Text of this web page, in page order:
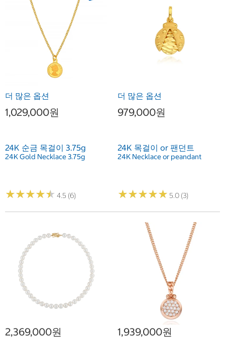
더 많은 옵션
1,029,000원
24K 순금 목걸이 3.75g
24K Gold Necklace 3.75g
★★★★★
★★★★★ 4.5 (6)
더 많은 옵션
979,000원
24K 목걸이 or 팬던트
24K Necklace or peandant
★★★★★
★★★★★ 5.0 (3)
2,369,000원 1,939,000원